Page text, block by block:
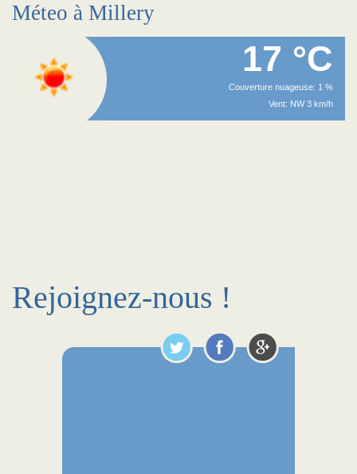
Méteo à Millery
17 °C
Couverture nuageuse: 1 %
Vent: NW 3 km/h
Rejoignez-nous !